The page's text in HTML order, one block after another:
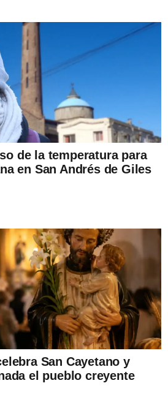
de la temperatura para
en San Andrés de Giles
San Cayetano y
el pueblo creyente